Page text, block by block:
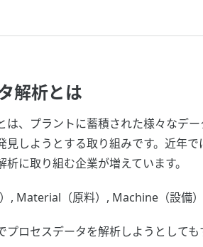
解析とは
、プラントに蓄積された様々なデ
見しようとする取り組みです。近年
に取り組む企業が増えています。
Material（原料）, Machine（設備）
ロセスデータを解析しようとして